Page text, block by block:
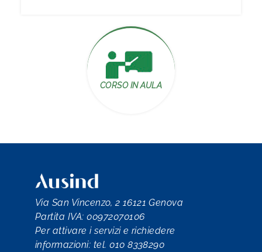
CORSO IN AULA
Via San Vincenzo, 2 16121 Genova
Partita IVA: 00972070106
Per attivare i servizi e richiedere
informazioni: tel. 010 8338290